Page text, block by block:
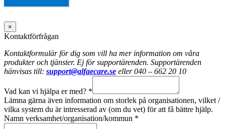
×
Kontaktförfrågan
Kontaktformulär för dig som vill ha mer information om våra
produkter och tjänster. Ej för supportärenden. Supportärenden
hänvisas till: support@alfaecare.se eller 040 – 662 20 10
Vad kan vi hjälpa er med? *
Lämna gärna även information om storlek på organisationen, vilket /
vilka system du är intresserad av (om du vet) för att få bättre hjälp.
Namn verksamhet/organisation/kommun *